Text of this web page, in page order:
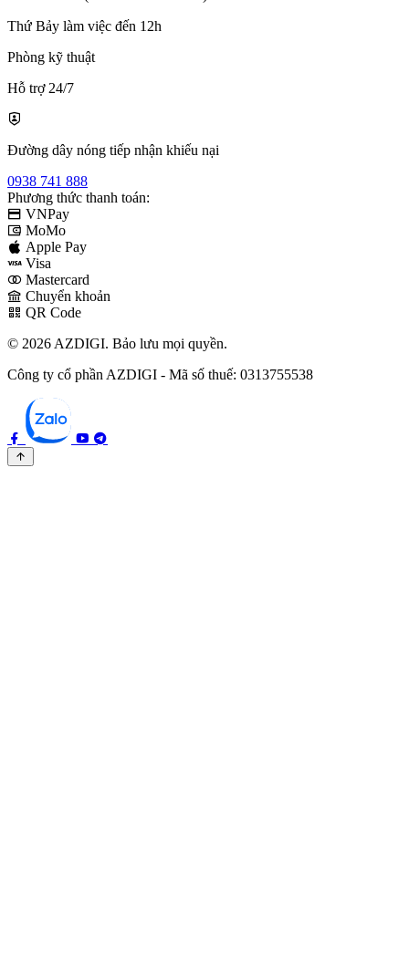
Thứ Bảy làm việc đến 12h
Phòng kỹ thuật
Hỗ trợ 24/7
Đường dây nóng tiếp nhận khiếu nại
0938 741 888
Phương thức thanh toán:
VNPay
MoMo
Apple Pay
Visa
Mastercard
Chuyển khoản
QR Code
© 2026 AZDIGI. Bảo lưu mọi quyền.
Công ty cổ phần AZDIGI - Mã số thuế: 0313755538